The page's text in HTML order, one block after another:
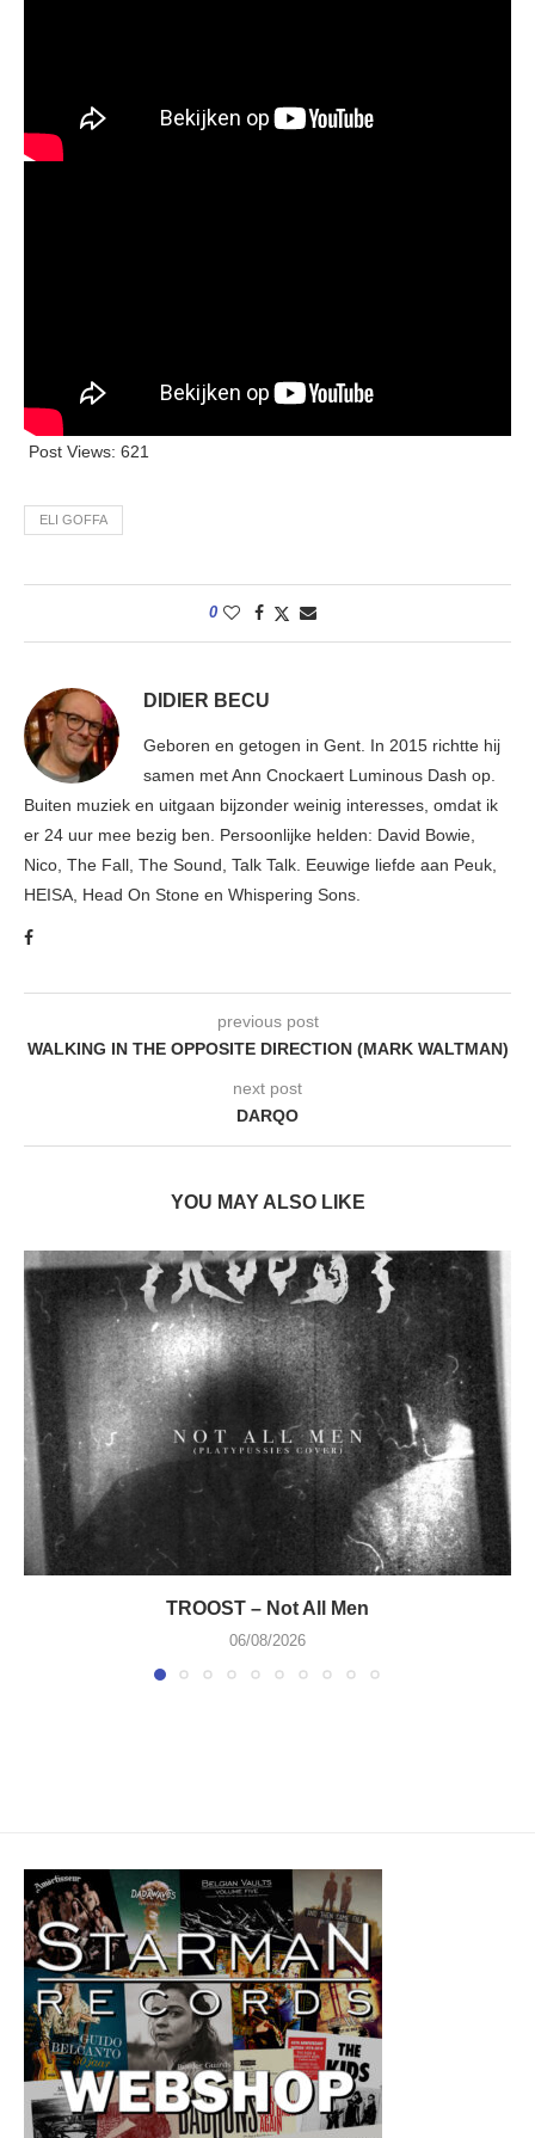
Post Views: 621
ELI GOFFA
0
DIDIER BECU
Geboren en getogen in Gent. In 2015 richtte hij
samen met Ann Cnockaert Luminous Dash op.
Buiten muziek en uitgaan bijzonder weinig interesses, omdat ik
er 24 uur mee bezig ben. Persoonlijke helden: David Bowie,
Nico, The Fall, The Sound, Talk Talk. Eeuwige liefde aan Peuk,
HEISA, Head On Stone en Whispering Sons.
previous post
WALKING IN THE OPPOSITE DIRECTION (MARK WALTMAN)
next post
DARQO
YOU MAY ALSO LIKE
TROOST – Not All Men
06/08/2026